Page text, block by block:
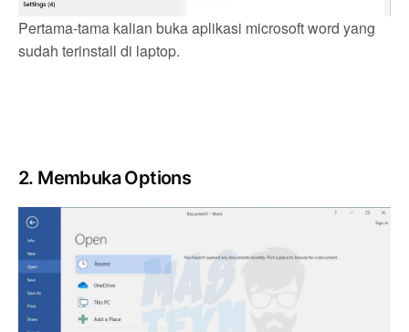
Pertama-tama kalian buka aplikasi microsoft word yang
sudah terinstall di laptop.
2. Membuka Options